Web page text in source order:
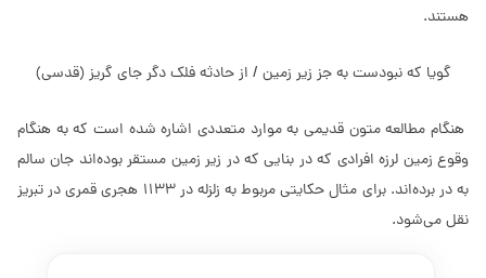
هستند.
گویا که نبودست به جز زیر زمین / از حادثه فلک دگر جای گریز (قدسی)
هنگام مطالعه متون قدیمی به موارد متعددی اشاره شده است که به هنگام
وقوع زمین لرزه افرادی که در بنایی که در زیر زمین مستقر بوده‌اند جان سالم
به در برده‌اند. برای مثال حکایتی مربوط به زلزله در 1133 هجری قمری در تبریز
نقل می‌شود.